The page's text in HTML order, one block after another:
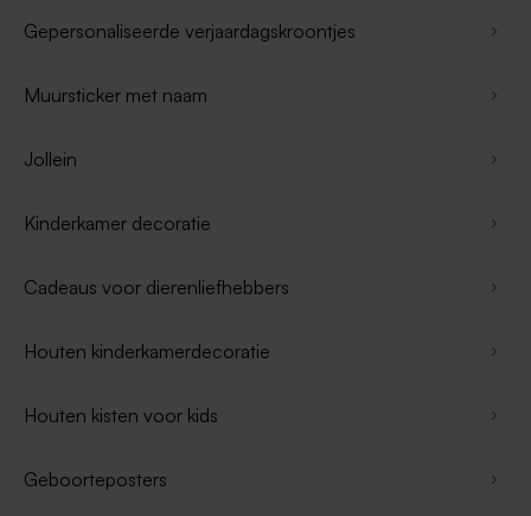
Gepersonaliseerde verjaardagskroontjes
Muursticker met naam
Jollein
Kinderkamer decoratie
Cadeaus voor dierenliefhebbers
Houten kinderkamerdecoratie
Houten kisten voor kids
Geboorteposters